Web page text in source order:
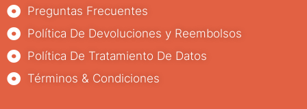
Preguntas Frecuentes
Política De Devoluciones y Reembolsos
Política De Tratamiento De Datos
Términos & Condiciones